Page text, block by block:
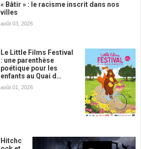
« Bâtir » : le racisme inscrit dans nos
villes
août 03, 2026
Le Little Films Festival
: une parenthèse
poétique pour les
enfants au Quai d…
août 01, 2026
Hitchc